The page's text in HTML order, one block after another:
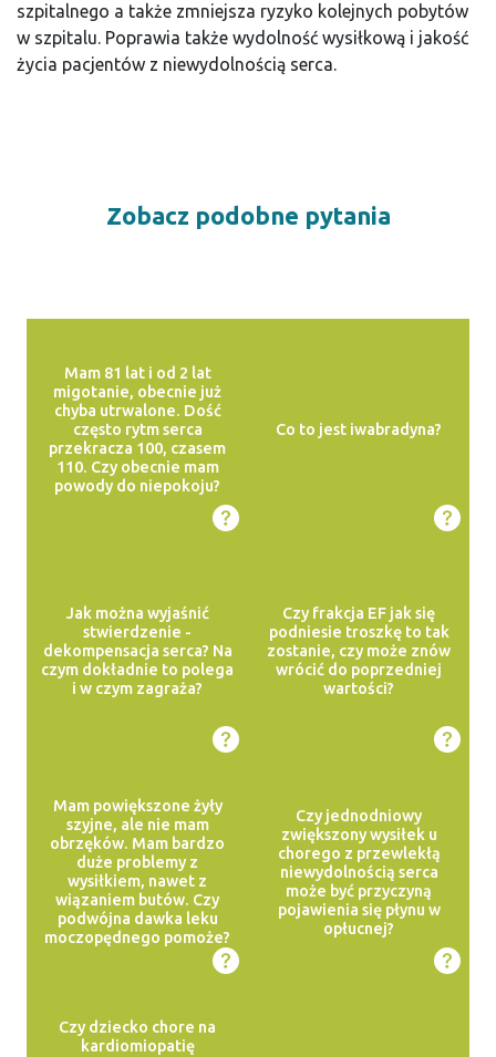
szpitalnego a także zmniejsza ryzyko kolejnych pobytów
w szpitalu. Poprawia także wydolność wysiłkową i jakość
życia pacjentów z niewydolnością serca.
Zobacz podobne pytania
Mam 81 lat i od 2 lat
migotanie, obecnie już
chyba utrwalone. Dość
często rytm serca
przekracza 100, czasem
110. Czy obecnie mam
powody do niepokoju?
Co to jest iwabradyna?
Jak można wyjaśnić
stwierdzenie -
dekompensacja serca? Na
czym dokładnie to polega
i w czym zagraża?
Czy frakcja EF jak się
podniesie troszkę to tak
zostanie, czy może znów
wrócić do poprzedniej
wartości?
Mam powiększone żyły
szyjne, ale nie mam
obrzęków. Mam bardzo
duże problemy z
wysiłkiem, nawet z
wiązaniem butów. Czy
podwójna dawka leku
moczopędnego pomoże?
Czy jednodniowy
zwiększony wysiłek u
chorego z przewlekłą
niewydolnością serca
może być przyczyną
pojawienia się płynu w
opłucnej?
Czy dziecko chore na
kardiomiopatię